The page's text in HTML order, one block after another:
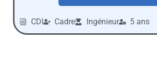
CDI Cadre Ingénieur 5 ans